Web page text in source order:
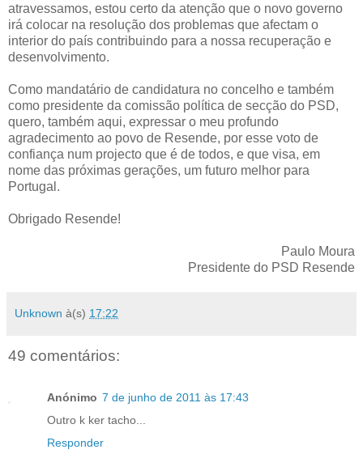
atravessamos, estou certo da atenção que o novo governo
irá colocar na resolução dos problemas que afectam o
interior do país contribuindo para a nossa recuperação e
desenvolvimento.
Como mandatário de candidatura no concelho e também
como presidente da comissão política de secção do PSD,
quero, também aqui, expressar o meu profundo
agradecimento ao povo de Resende, por esse voto de
confiança num projecto que é de todos, e que visa, em
nome das próximas gerações, um futuro melhor para
Portugal.
Obrigado Resende!
Paulo Moura
Presidente do PSD Resende
Unknown à(s) 17:22
49 comentários:
Anónimo 7 de junho de 2011 às 17:43
Outro k ker tacho...
Responder